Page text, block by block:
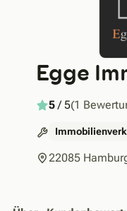
Egge
5/ 5(1
22085